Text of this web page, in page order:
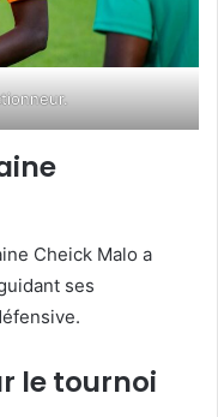
Cheick Malo a
ses
le tournoi